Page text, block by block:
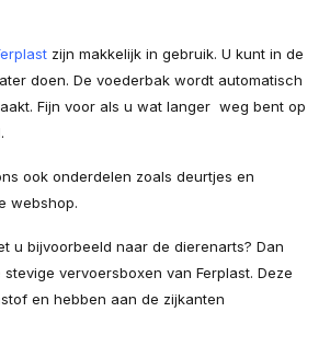
zijn makkelijk in gebruik. U kunt in de
doen. De voederbak wordt automatisch
Fijn voor als u wat langer weg bent op
ook onderdelen zoals deurtjes en
webshop.
u bijvoorbeeld naar de dierenarts? Dan
vervoersboxen van Ferplast. Deze
en hebben aan de zijkanten